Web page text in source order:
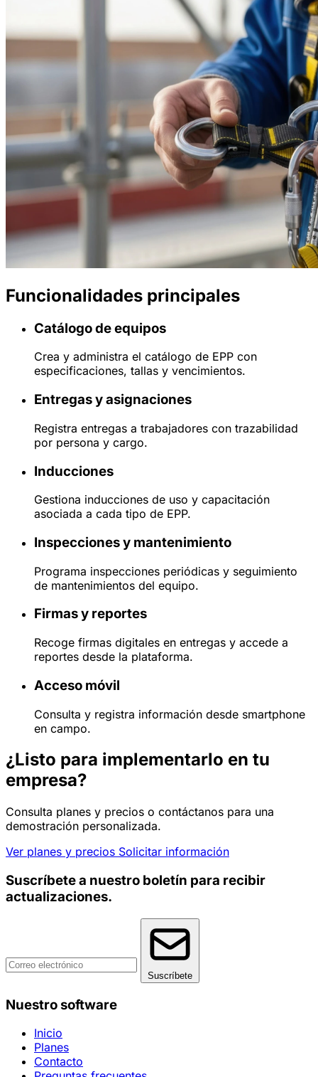
Funcionalidades principales
Catálogo de equipos
Crea y administra el catálogo de EPP con
especificaciones, tallas y vencimientos.
Entregas y asignaciones
Registra entregas a trabajadores con trazabilidad
por persona y cargo.
Inducciones
Gestiona inducciones de uso y capacitación
asociada a cada tipo de EPP.
Inspecciones y mantenimiento
Programa inspecciones periódicas y seguimiento
de mantenimientos del equipo.
Firmas y reportes
Recoge firmas digitales en entregas y accede a
reportes desde la plataforma.
Acceso móvil
Consulta y registra información desde smartphone
en campo.
¿Listo para implementarlo en tu
empresa?
Consulta planes y precios o contáctanos para una
demostración personalizada.
Ver planes y precios Solicitar información
Suscríbete a nuestro boletín para recibir
actualizaciones.
Suscríbete
Nuestro software
Inicio
Planes
Contacto